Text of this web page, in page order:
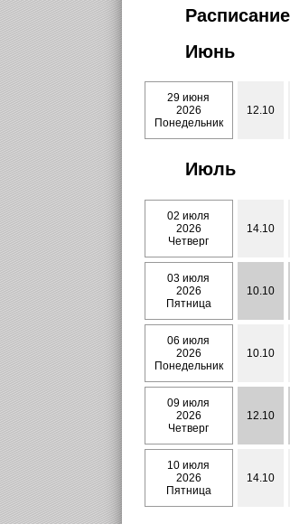
Июнь
29 июня
2026
Понедельник
12.10
Июль
02 июля
2026
Четверг
14.10
03 июля
2026
Пятница
10.10
06 июля
2026
Понедельник
10.10
09 июля
2026
Четверг
12.10
10 июля
2026
Пятница
14.10